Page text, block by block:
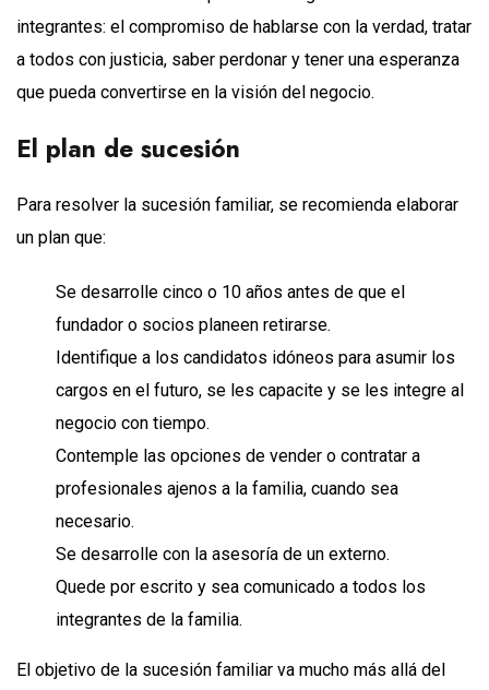
integrantes: el compromiso de hablarse con la verdad, tratar
a todos con justicia, saber perdonar y tener una esperanza
que pueda convertirse en la visión del negocio.
El plan de sucesión
Para resolver la sucesión familiar, se recomienda elaborar
un plan que:
Se desarrolle cinco o 10 años antes de que el
fundador o socios planeen retirarse.
Identifique a los candidatos idóneos para asumir los
cargos en el futuro, se les capacite y se les integre al
negocio con tiempo.
Contemple las opciones de vender o contratar a
profesionales ajenos a la familia, cuando sea
necesario.
Se desarrolle con la asesoría de un externo.
Quede por escrito y sea comunicado a todos los
integrantes de la familia.
El objetivo de la sucesión familiar va mucho más allá del